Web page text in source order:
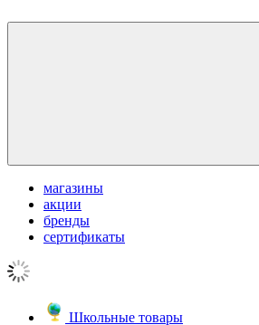
магазины
акции
бренды
сертификаты
Школьные товары